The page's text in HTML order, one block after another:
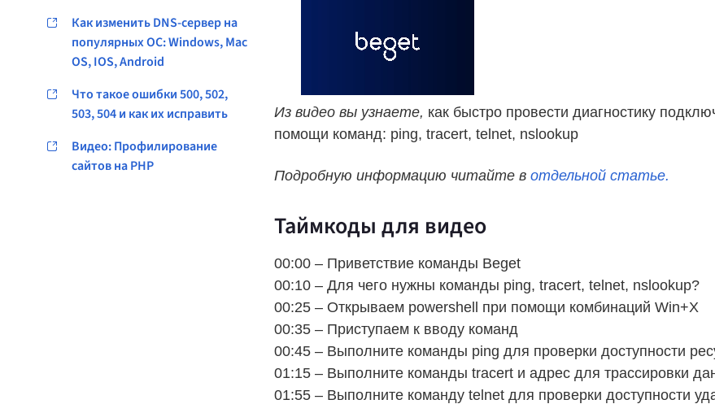
Как изменить DNS-сервер на
популярных ОС: Windows, Mac
OS, IOS, Android
Что такое ошибки 500, 502,
503, 504 и как их исправить
Видео: Профилирование
сайтов на PHP
Из видео вы узнаете, как быстро провести диагностику
помощи команд: ping, tracert, telnet, nslookup
Подробную информацию читайте в отдельной статье.
Таймкоды для видео
00:00 – Приветствие команды Beget
00:10 – Для чего нужны команды ping, tracert, telnet, nslookup?
00:25 – Открываем powershell при помощи комбинаций Win+X
00:35 – Приступаем к вводу команд
00:45 – Выполните команды ping для проверки доступности
01:15 – Выполните команды tracert и адрес для трассировки
01:55 – Выполните команду telnet для проверки доступности